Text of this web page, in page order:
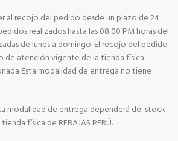
al recojo del pedido desde un plazo de 24
realizados hasta las 08:00 PM horas del
de lunes a domingo. El recojo del pedido
de atención vigente de la tienda física
Esta modalidad de entrega no tiene
modalidad de entrega dependerá del stock
física de REBAJAS PERÚ.